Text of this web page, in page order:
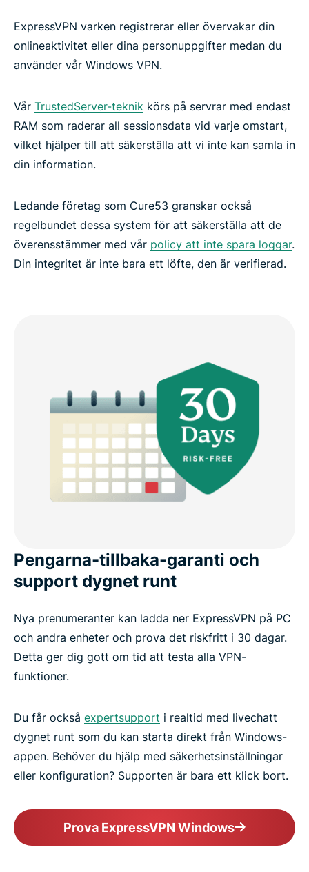
ExpressVPN varken registrerar eller övervakar din
onlineaktivitet eller dina personuppgifter medan du
använder vår Windows VPN.
Vår TrustedServer-teknik körs på servrar med endast
RAM som raderar all sessionsdata vid varje omstart,
vilket hjälper till att säkerställa att vi inte kan samla in
din information.
Ledande företag som Cure53 granskar också
regelbundet dessa system för att säkerställa att de
överensstämmer med vår policy att inte spara loggar.
Din integritet är inte bara ett löfte, den är verifierad.
Pengarna-tillbaka-garanti och
support dygnet runt
Nya prenumeranter kan ladda ner ExpressVPN på PC
och andra enheter och prova det riskfritt i 30 dagar.
Detta ger dig gott om tid att testa alla VPN-
funktioner.
Du får också expertsupport i realtid med livechatt
dygnet runt som du kan starta direkt från Windows-
appen. Behöver du hjälp med säkerhetsinställningar
eller konfiguration? Supporten är bara ett klick bort.
Prova ExpressVPN Windows